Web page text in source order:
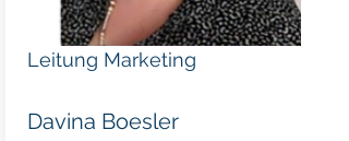
Leitung Marketing
Davina Boesler